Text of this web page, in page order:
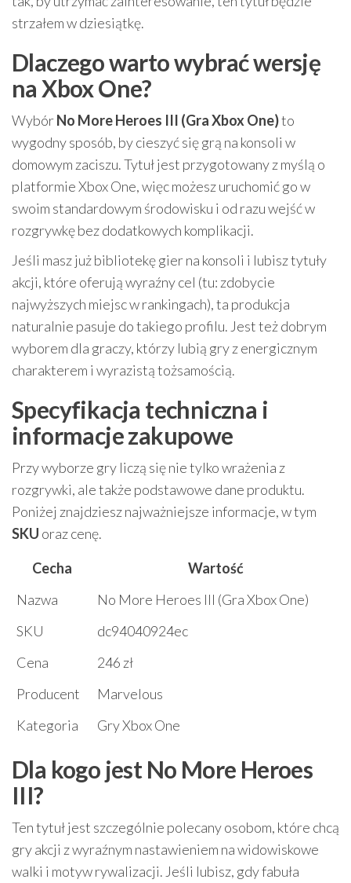
strzałem w dziesiątkę.
Dlaczego warto wybrać wersję
na Xbox One?
WybórNo More Heroes III (Gra Xbox One)to
wygodny sposób, by cieszyć się grą na konsoli w
domowym zaciszu. Tytuł jest przygotowany z myślą o
platformie Xbox One, więc możesz uruchomić go w
swoim standardowym środowisku i od razu wejść w
rozgrywkę bez dodatkowych komplikacji.
Jeśli masz już bibliotekę gier na konsoli i lubisz tytuły
akcji, które oferują wyraźny cel (tu: zdobycie
najwyższych miejsc w rankingach), ta produkcja
naturalnie pasuje do takiego profilu. Jest też dobrym
wyborem dla graczy, którzy lubią gry z energicznym
charakterem i wyrazistą tożsamością.
Specyfikacja techniczna i
informacje zakupowe
Przy wyborze gry liczą się nie tylko wrażenia z
rozgrywki, ale także podstawowe dane produktu.
Poniżej znajdziesz najważniejsze informacje, w tym
SKU oraz cenę.
Cecha
Wartość
Nazwa
No More Heroes III (Gra Xbox One)
SKU
dc94040924ec
Cena
246 zł
Producent
Marvelous
Kategoria
Gry Xbox One
Dla kogo jest No More Heroes
III?
Ten tytuł jest szczególnie polecany osobom, które chcą
gry akcji z wyraźnym nastawieniem na widowiskowe
walki i motyw rywalizacji. Jeśli lubisz, gdy fabuła